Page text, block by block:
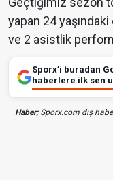
yapan 24
ve 2 asistlik
Sporx’i buradan
haberlere ilk sen
Haber;Sporx.com dış